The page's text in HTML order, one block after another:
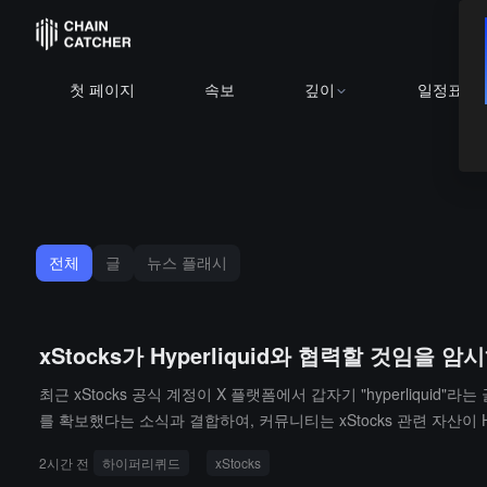
첫 페이지 속보 깊이 일정표
전체 글 뉴스 플래시
xStocks가 Hyperliquid와 협력할 것임을 암
최근 xStocks 공식 계정이 X 플랫폼에서 갑자기 "hyperliquid"라
를 확보했다는 소식과 결합하여, 커뮤니티는 xStocks 관련 자산
2시간 전 하이퍼리퀴드 xStocks